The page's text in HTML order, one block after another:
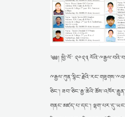
༄༅། །ཕྱི་ལོ་ ༢༠༢༣
ཅིང་།
གནང་མཛད་པ་དང་།